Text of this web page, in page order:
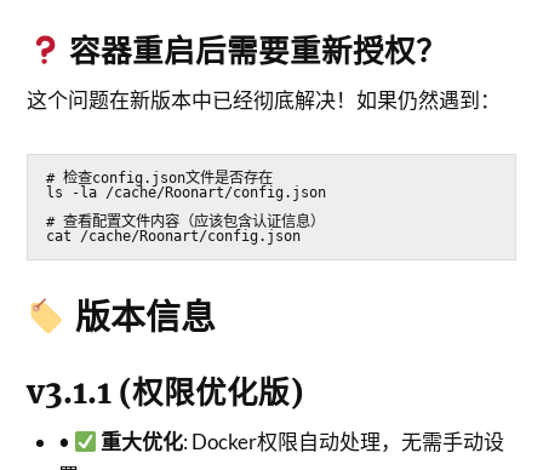
容器重启后需要重新授权？
这个问题在新版本中已经彻底解决！如果仍然遇到：
# 检查config.json文件是否存在
ls -la /cache/Roonart/config.json
# 查看配置文件内容（应该包含认证信息）
cat /cache/Roonart/config.json
版本信息
v3.1.1 (权限优化版)
• 重大优化: Docker权限自动处理，无需手动设